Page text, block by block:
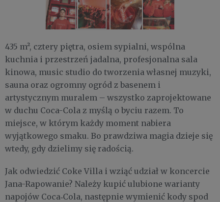
435 m², cztery piętra, osiem sypialni, wspólna
kuchnia i przestrzeń jadalna, profesjonalna sala
kinowa, music studio do tworzenia własnej muzyki,
sauna oraz ogromny ogród z basenem i
artystycznym muralem – wszystko zaprojektowane
w duchu Coca-Cola z myślą o byciu razem. To
miejsce, w którym każdy moment nabiera
wyjątkowego smaku. Bo prawdziwa magia dzieje się
wtedy, gdy dzielimy się radością.
Jak odwiedzić Coke Villa i wziąć udział w koncercie
Jana-Rapowanie? Należy kupić ulubione warianty
napojów Coca‑Cola, następnie wymienić kody spod